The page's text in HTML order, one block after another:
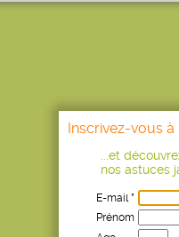
Inscrivez-vous
...et
nos astuces
E-mail *
Prénom